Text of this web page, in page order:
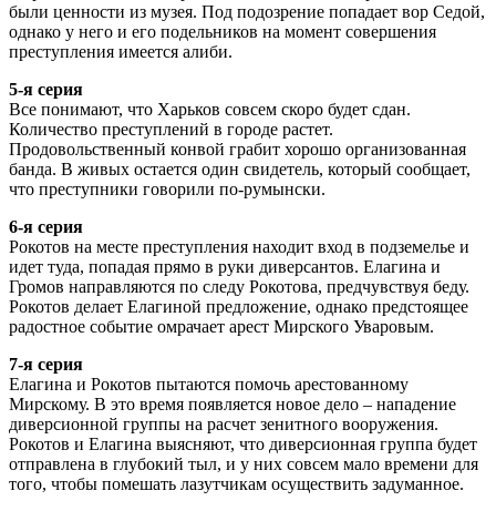
были ценности из музея. Под подозрение попадает вор Седой,
однако у него и его подельников на момент совершения
преступления имеется алиби.
5-я серия
Все понимают, что Харьков совсем скоро будет сдан.
Количество преступлений в городе растет.
Продовольственный конвой грабит хорошо организованная
банда. В живых остается один свидетель, который сообщает,
что преступники говорили по-румынски.
6-я серия
Рокотов на месте преступления находит вход в подземелье и
идет туда, попадая прямо в руки диверсантов. Елагина и
Громов направляются по следу Рокотова, предчувствуя беду.
Рокотов делает Елагиной предложение, однако предстоящее
радостное событие омрачает арест Мирского Уваровым.
7-я серия
Елагина и Рокотов пытаются помочь арестованному
Мирскому. В это время появляется новое дело – нападение
диверсионной группы на расчет зенитного вооружения.
Рокотов и Елагина выясняют, что диверсионная группа будет
отправлена в глубокий тыл, и у них совсем мало времени для
того, чтобы помешать лазутчикам осуществить задуманное.